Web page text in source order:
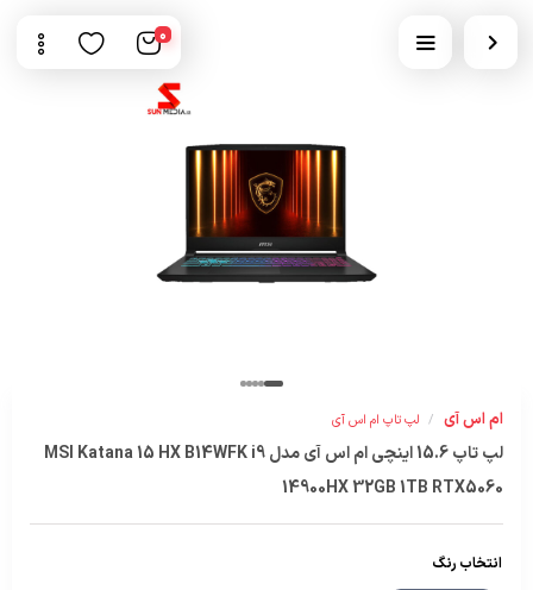
0
ام اس آی / لپ تاپ ام اس آی
لپ تاپ 15.6 اینچی ام اس آی مدل MSI Katana 15 HX B14WFK i9
14900HX 32GB 1TB RTX5060
انتخاب رنگ